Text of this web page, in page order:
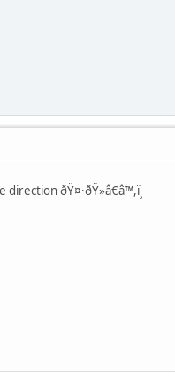
ðŸ¤·ðŸ»â€â™,ï¸